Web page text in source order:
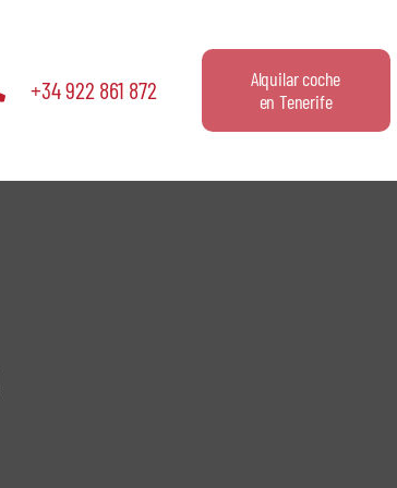
+34 922 861 872
Alquilar coche
en Tenerife